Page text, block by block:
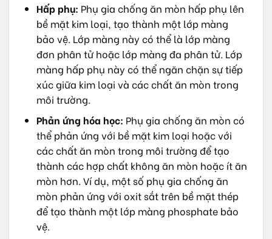
Hấp phụ: Phụ gia chống ăn mòn hấp phụ lên
bề mặt kim loại, tạo thành một lớp màng
bảo vệ. Lớp màng này có thể là lớp màng
đơn phân tử hoặc lớp màng đa phân tử. Lớp
màng hấp phụ này có thể ngăn chặn sự tiếp
xúc giữa kim loại và các chất ăn mòn trong
môi trường.
Phản ứng hóa học: Phụ gia chống ăn mòn có
thể phản ứng với bề mặt kim loại hoặc với
các chất ăn mòn trong môi trường để tạo
thành các hợp chất không ăn mòn hoặc ít ăn
mòn hơn. Ví dụ, một số phụ gia chống ăn
mòn phản ứng với oxit sắt trên bề mặt thép
để tạo thành một lớp màng phosphate bảo
vệ.